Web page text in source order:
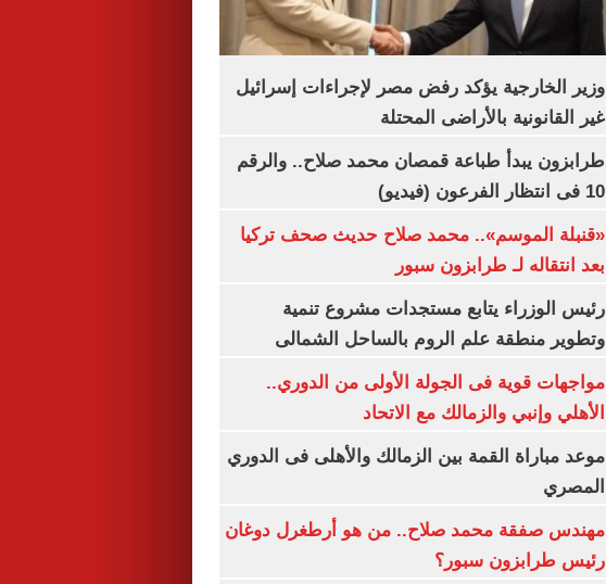
وزير الخارجية يؤكد رفض مصر لإجراءات إسرائيل
غير القانونية بالأراضى المحتلة
طرابزون يبدأ طباعة قمصان محمد صلاح.. والرقم
10 فى انتظار الفرعون (فيديو)
«قنبلة الموسم».. محمد صلاح حديث صحف تركيا
بعد انتقاله لـ طرابزون سبور
رئيس الوزراء يتابع مستجدات مشروع تنمية
وتطوير منطقة علم الروم بالساحل الشمالى
مواجهات قوية فى الجولة الأولى من الدوري..
الأهلي وإنبي والزمالك مع الاتحاد
موعد مباراة القمة بين الزمالك والأهلى فى الدوري
المصري
مهندس صفقة محمد صلاح.. من هو أرطغرل دوغان
رئيس طرابزون سبور؟